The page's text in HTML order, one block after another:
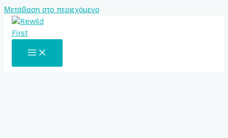
Μετάβαση στο περιεχόμενο